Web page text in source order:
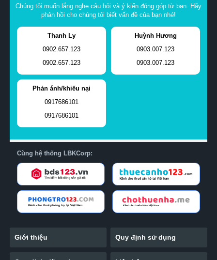
Chúng tôi muốn lắng nghe câu hỏi và ý kiến đóng góp từ bạn. Hãy
phản hồi cho chúng tôi biết vấn đề của bạn nhé!
Thanh Ly
0902.657.123
0902.657.123
Huỳnh Hương
0903.007.123
0903.007.123
Phản ánh/khiếu nại
0917686101
0917686101
Cùng hệ thống LBKCorp:
Giới thiệu Quy định sử dụng